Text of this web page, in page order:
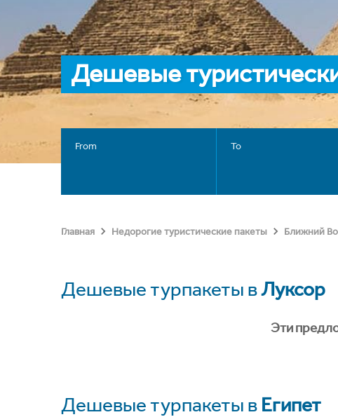
Дешевые
From To
Главная Недорогие туристические пакеты Ближний
Дешевые турпакеты вЛуксор
Эти
Дешевые турпакеты в Египет